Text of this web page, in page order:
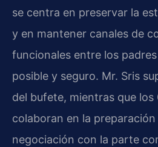
se centra en preservar la
y en mantener canales de
funcionales entre los
posible y seguro. Mr. Sris
del bufete, mientras que los
colaboran en la
negociación con la parte